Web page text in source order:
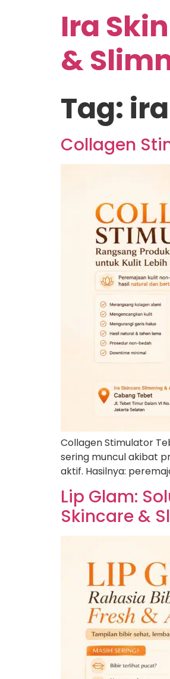
Ira
&
Tag:
Collagen
Collagen Stimulator
sering muncul akibat
aktif. Hasilnya:
Lip Glam:
Skincare &